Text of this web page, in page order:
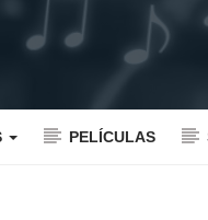
PELÍCULAS